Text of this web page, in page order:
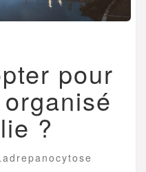
pour
?